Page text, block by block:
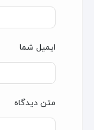
ایمیل شما
متن دیدگاه